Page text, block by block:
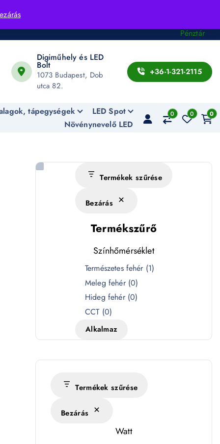
Pénztár
Digiműhely és LED
Bolt
1073 Budapest, Dob
utca 82.
+36-1-321-2115
tápegységek
LED Spot
Növénynevelő LED
0 0 0
Termékek szűrése
Bezárás
Termékszűrő
Színhőmérséklet
é
s
k
Természetes fehér (1)
Meleg fehér (0)
Hideg fehér (0)
CCT (0)
Alkalmaz
Termékek szűrése
Bezárás
Watt